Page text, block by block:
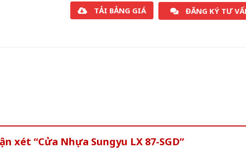
TẢI BẢNG GIÁ ĐĂNG KÝ TƯ
xét “Cửa Nhựa Sungyu LX 87-SGD”